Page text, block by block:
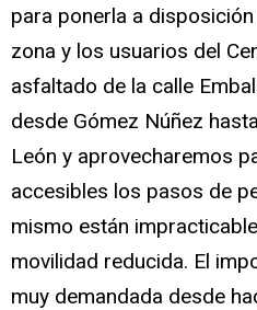
para ponerla a
zona y los usuarios del
asfaltado de la calle
desde Gómez Núñez
León y aprovecharemos
accesibles los pasos de
mismo están
movilidad reducida. El
muy demandada desde